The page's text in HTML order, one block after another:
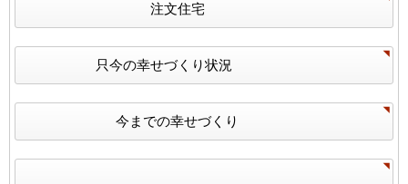
注文住宅
只今の幸せづくり状況
今までの幸せづくり